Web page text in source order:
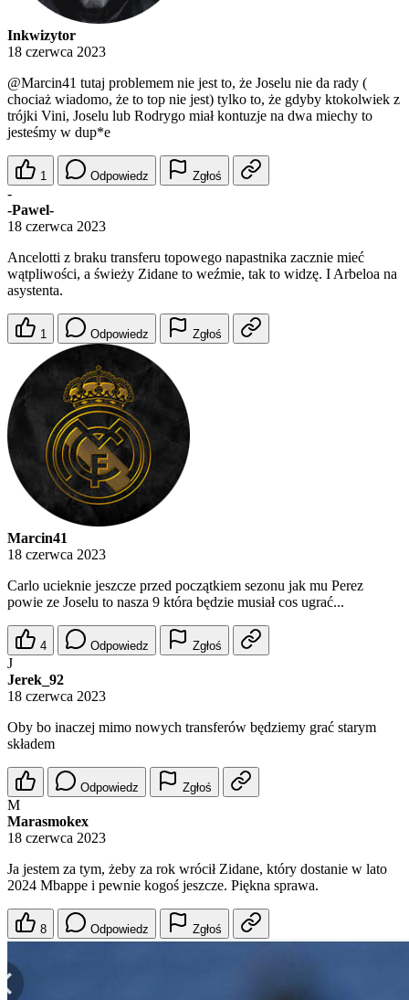
Inkwizytor
18 czerwca 2023
@Marcin41 tutaj problemem nie jest to, że Joselu nie da rady (
chociaż wiadomo, że to top nie jest) tylko to, że gdyby ktokolwiek z
trójki Vini, Joselu lub Rodrygo miał kontuzje na dwa miechy to
jesteśmy w dup*e
1 Odpowiedz Zgłoś
-
-Pawel-
18 czerwca 2023
Ancelotti z braku transferu topowego napastnika zacznie mieć
wątpliwości, a świeży Zidane to weźmie, tak to widzę. I Arbeloa na
asystenta.
1 Odpowiedz Zgłoś
Marcin41
18 czerwca 2023
Carlo ucieknie jeszcze przed początkiem sezonu jak mu Perez
powie ze Joselu to nasza 9 która będzie musiał cos ugrać...
4 Odpowiedz Zgłoś
J
Jerek_92
18 czerwca 2023
Oby bo inaczej mimo nowych transferów będziemy grać starym
składem
Odpowiedz Zgłoś
M
Marasmokex
18 czerwca 2023
Ja jestem za tym, żeby za rok wrócił Zidane, który dostanie w lato
2024 Mbappe i pewnie kogoś jeszcze. Piękna sprawa.
8 Odpowiedz Zgłoś